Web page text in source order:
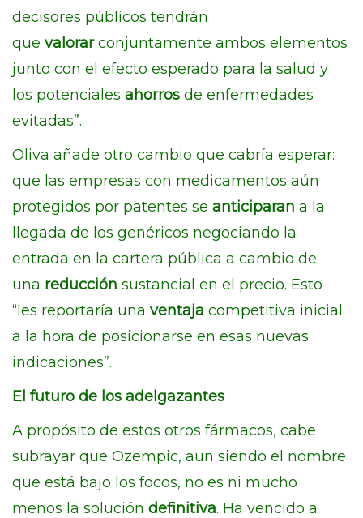
decisores públicos tendrán
que valorarconjuntamente ambos elementos
junto con el efecto esperado para la salud y
los potenciales ahorros de enfermedades
evitadas”.
Oliva añade otro cambio que cabría esperar:
que las empresas con medicamentos aún
protegidos por patentes se anticiparan a la
llegada de los genéricos negociando la
entrada en la cartera pública a cambio de
una reducción sustancial en el precio. Esto
“les reportaría una ventaja competitiva inicial
a la hora de posicionarse en esas nuevas
indicaciones”.
El futuro de los adelgazantes
A propósito de estos otros fármacos, cabe
subrayar que Ozempic, aun siendo el nombre
que está bajo los focos, no es ni mucho
menos la solución definitiva. Ha vencido a